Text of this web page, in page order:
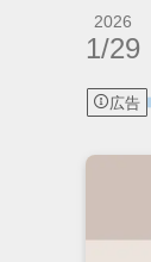
2026
1/29
広告